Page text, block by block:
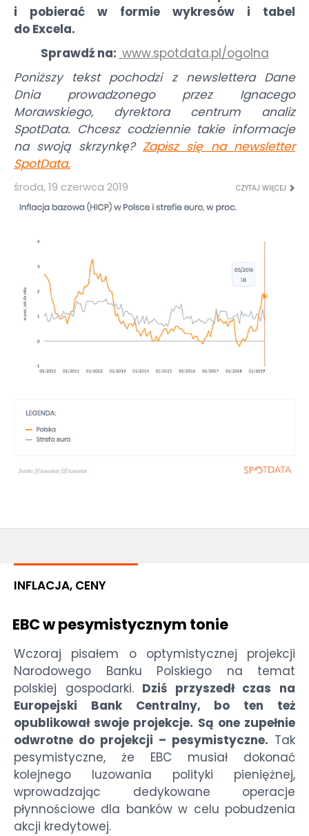
i pobierać w formie wykresów i tabel
do Excela.
Sprawdź na: www.spotdata.pl/ogolna
Poniższy tekst pochodzi z newslettera Dane
Dnia prowadzonego przez Ignacego
Morawskiego, dyrektora centrum analiz
SpotData. Chcesz codziennie takie informacje
na swoją skrzynkę? Zapisz się na newsletter
SpotData.
środa, 19 czerwca 2019 CZYTAJ WIĘCEJ
INFLACJA, CENY
EBC w pesymistycznym tonie
Wczoraj pisałem o optymistycznej projekcji
Narodowego Banku Polskiego na temat
polskiej gospodarki. Dziś przyszedł czas na
Europejski Bank Centralny, bo ten też
opublikował swoje projekcje. Są one zupełnie
odwrotne do projekcji – pesymistyczne. Tak
pesymistyczne, że EBC musiał dokonać
kolejnego luzowania polityki pieniężnej,
wprowadzając dedykowane operacje
płynnościowe dla banków w celu pobudzenia
akcji kredytowej.